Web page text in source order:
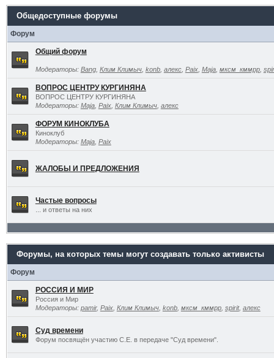
Общедоступные форумы
Форум
Общий форум
Модераторы: Bang, Клим Климыч, konb, алекс, Paix, Maja, мксм_кммрр,
ВОПРОС ЦЕНТРУ КУРГИНЯНА
ВОПРОС ЦЕНТРУ КУРГИНЯНА
Модераторы: Maja, Paix, Клим Климыч, алекс
ФОРУМ КИНОКЛУБА
Киноклуб
Модераторы: Maja, Paix
ЖАЛОБЫ И ПРЕДЛОЖЕНИЯ
Частые вопросы
... и ответы на них
Форумы, на которых темы могут создавать только активисты
Форум
РОССИЯ И МИР
Россия и Мир
Модераторы: pamir, Paix, Клим Климыч, konb, мксм_кммрр, spirit, алекс
Суд времени
Форум посвящён участию С.Е. в передаче "Суд времени".